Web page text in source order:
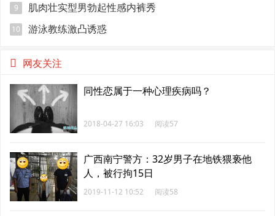
9 肌肉壮实型男勃起性感内裤秀
10 游泳教练激凸诱惑
网友关注
同性恋属于一种心理疾病吗？
2018-04-27 16:03 阅读57
广西南宁警方：32岁男子在地铁猥亵他
人，被行拘15日
2019-11-12 10:52 阅读58